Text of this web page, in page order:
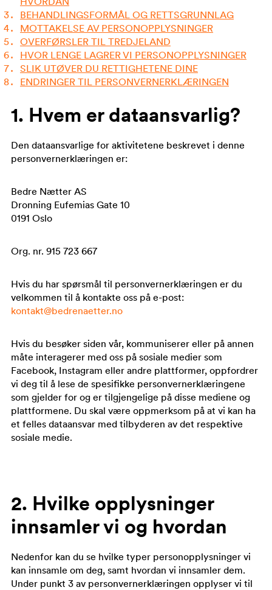
BEHANDLINGSFORMÅL OG RETTSGRUNNLAG
MOTTAKELSE AV PERSONOPPLYSNINGER
OVERFØRSLER TIL TREDJELAND
HVOR LENGE LAGRER VI PERSONOPPLYSNINGER
SLIK UTØVER DU RETTIGHETENE DINE
ENDRINGER TIL PERSONVERNERKLÆRINGEN
1. Hvem er dataansvarlig?
Den dataansvarlige for aktivitetene beskrevet i denne
personvernerklæringen er:
Bedre Nætter AS
Dronning Eufemias Gate 10
0191 Oslo
Org. nr. 915 723 667
Hvis du har spørsmål til personvernerklæringen er du
velkommen til å kontakte oss på e-post:
kontakt@bedrenaetter.no
Hvis du besøker siden vår, kommuniserer eller på annen
måte interagerer med oss på sosiale medier som
Facebook, Instagram eller andre plattformer, oppfordrer
vi deg til å lese de spesifikke personvernerklæringene
som gjelder for og er tilgjengelige på disse mediene og
plattformene. Du skal være oppmerksom på at vi kan ha
et felles dataansvar med tilbyderen av det respektive
sosiale medie.
2. Hvilke opplysninger
innsamler vi og hvordan
Nedenfor kan du se hvilke typer personopplysninger vi
kan innsamle om deg, samt hvordan vi innsamler dem.
Under punkt 3 av personvernerklæringen opplyser vi til